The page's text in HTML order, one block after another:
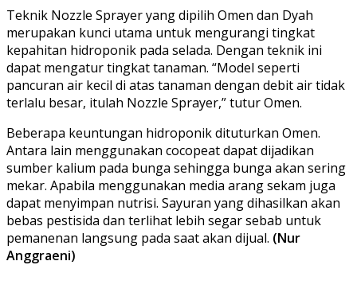
Teknik Nozzle Sprayer yang dipilih Omen dan Dyah
merupakan kunci utama untuk mengurangi tingkat
kepahitan hidroponik pada selada. Dengan teknik ini
dapat mengatur tingkat tanaman. “Model seperti
pancuran air kecil di atas tanaman dengan debit air tidak
terlalu besar, itulah Nozzle Sprayer,” tutur Omen.
Beberapa keuntungan hidroponik dituturkan Omen.
Antara lain menggunakan cocopeat dapat dijadikan
sumber kalium pada bunga sehingga bunga akan sering
mekar. Apabila menggunakan media arang sekam juga
dapat menyimpan nutrisi. Sayuran yang dihasilkan akan
bebas pestisida dan terlihat lebih segar sebab untuk
pemanenan langsung pada saat akan dijual. (Nur
Anggraeni)